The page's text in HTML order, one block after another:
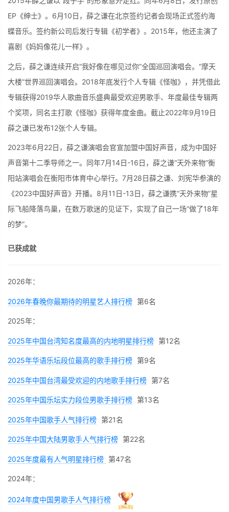
EP《绅士》。6月10日，薛之谦在北京签约记者会现场正式签约海
蝶音乐。签约新公司后发行专辑《初学者》。2015年，他还主演了
喜剧《妈妈像花儿一样》。
之后，薛之谦连续开启“我好像在哪见过你”全国巡回演唱会。“摩天
大楼”世界巡回演唱会。2018年底发行个人专辑《怪咖》，并凭借此
专辑获得2019华人歌曲音乐盛典最受欢迎男歌手、年度最佳专辑两
个奖项，同名主打歌《怪咖》获得年度金曲。截止2022年9月19日
薛之谦已发布12张个人专辑。
2023年6月22日，薛之谦演唱会官宣加盟中国好声音，成为中国好
声音第十二季导师之一。同年7月14日-16日，薛之谦“天外来物”衡
阳站演唱会在衡阳市体育中心举行。7月28日薛之谦、刘宪华参演的
《2023中国好声音》开播。8月11日-13日，薛之谦携“天外来物”星
际飞船降落鸟巢，在数万歌迷的见证下，实现了自己一场“做了18年
的梦”。
已获成就
2026年：
2026年春晚你最期待的明星艺人排行榜 第6名
2025年：
2025年中国台湾知名度最高的内地明星排行榜 第12名
2025年华语乐坛段位最高的歌手排行榜 第9名
2025年中国台湾最受欢迎的内地歌手排行榜 第7名
2025年中国乐坛实力段位男歌手排行榜 第13名
2025年中国歌手人气排行榜 第21名
2025年中国大陆男歌手人气排行榜 第22名
2025年度最有人气明星排行榜 第47名
2024年：
2024年度中国男歌手人气排行榜